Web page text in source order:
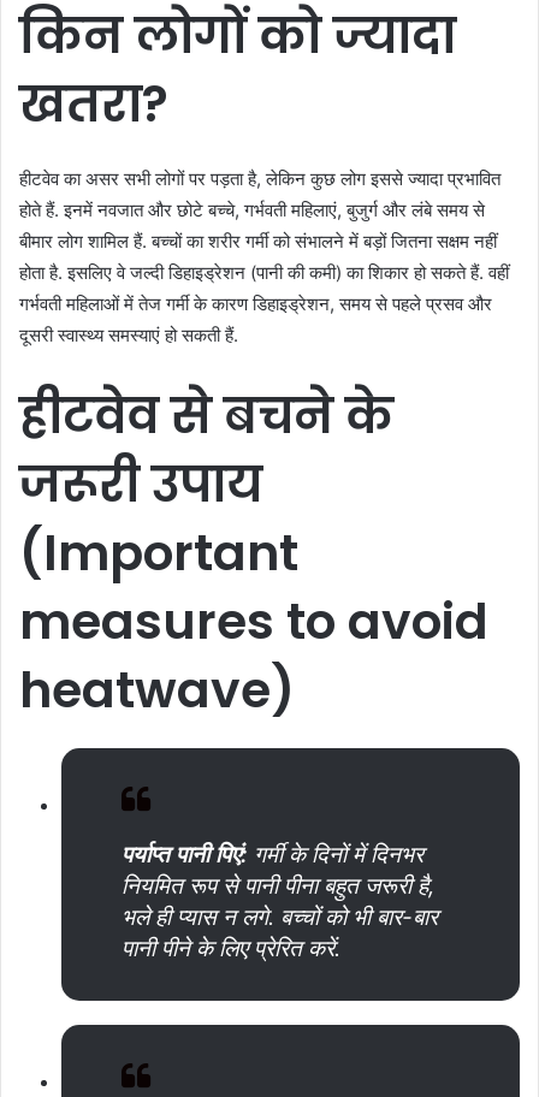
किनलोगोंकोज्यादा
खतरा?
हीटवेव का असर सभी लोगों पर पड़ता है, लेकिन कुछ लोग इससे ज्यादा प्रभावित
होते हैं. इनमें नवजात और छोटे बच्चे, गर्भवती महिलाएं, बुजुर्ग और लंबे समय से
बीमार लोग शामिल हैं. बच्चों का शरीर गर्मी को संभालने में बड़ों जितना सक्षम नहीं
होता है. इसलिए वे जल्दी डिहाइड्रेशन (पानी की कमी) का शिकार हो सकते हैं. वहीं
गर्भवती महिलाओं में तेज गर्मी के कारण डिहाइड्रेशन, समय से पहले प्रसव और
दूसरी स्वास्थ्य समस्याएं हो सकती हैं.
हीटवेवसेबचनेके
जरूरीउपाय
(Important
measures to avoid
heatwave)
पर्याप्त पानी पिएं: गर्मी के दिनों में दिनभर
नियमित रूप से पानी पीना बहुत जरूरी है,
भले ही प्यास न लगे. बच्चों को भी बार-बार
पानी पीने के लिए प्रेरित करें.